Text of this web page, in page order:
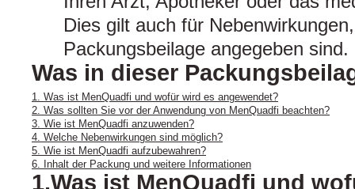
Dies gilt auch für
Packungsbeilage angegeben
Was in dieser
1. Was ist MenQuadfi und wofür wird es angewendet?
2. Was sollten Sie vor der Anwendung von MenQuadfi beachten?
3. Wie ist MenQuadfi anzuwenden?
4. Welche Nebenwirkungen sind möglich?
5. Wie ist MenQuadfi aufzubewahren?
6. Inhalt der Packung und weitere Informationen
1.Was ist MenQuadfi und